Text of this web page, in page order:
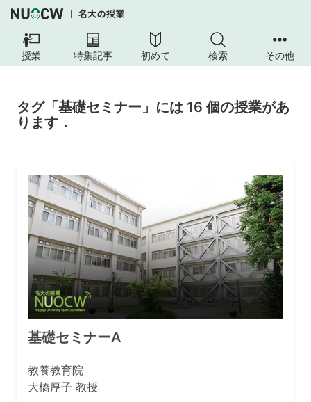
授業 特集記事 初めて 検索 その他
タグ「基礎セミナー」には 16 個の授業があ
ります．
基礎セミナーA
教養教育院
大橋厚子 教授